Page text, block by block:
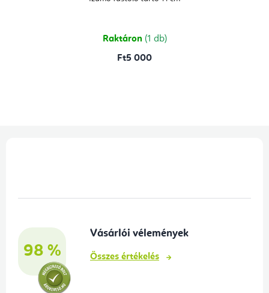
Raktáron (1 db)
Ft5 000
98 %
Vásárlói vélemények
Összes értékelés